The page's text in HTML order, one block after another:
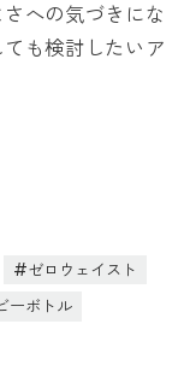
への気づきにな
も検討したいア
ゼロウェイスト
ーボトル